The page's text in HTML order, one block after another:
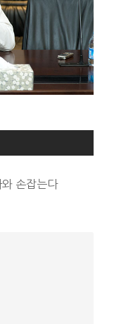
손잡는다